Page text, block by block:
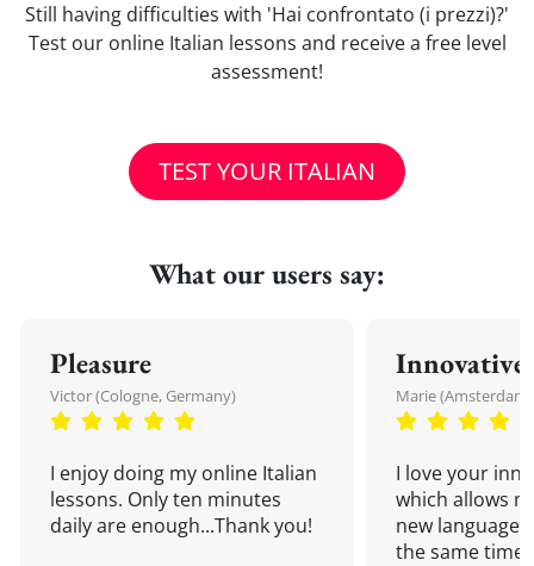
Still having difficulties with 'Hai confrontato (i prezzi)?'
Test our online Italian lessons and receive a free level
assessment!
TEST YOUR ITALIAN
What our users say:
Pleasure
Victor (Cologne, Germany)
I enjoy doing my online Italian
lessons. Only ten minutes
daily are enough...Thank you!
Innovative
Marie
I love your
which allows
new language
the same time!